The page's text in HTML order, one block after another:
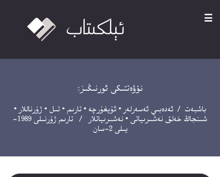
☰
نۆۋەتتىكى ئورنىڭىز:
باشبەت / ئەدەبىي ئەسەرلەر • ئۇيغۇرچە • تارىم • تىل • ژۇرناللار •
شىنجاڭ خەلق نەشىرىياتى • نەشىرىياتلار
/ تارىم ژۇرنىلى 1989-
يىلى 2-سان